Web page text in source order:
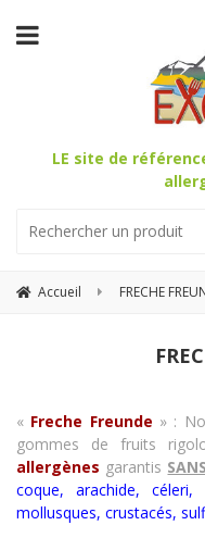
LE site de
Accueil FRECHE
« Freche Freunde » :
gommes de fruits
allergènes garantis SANS
coque, arachide, céleri,
mollusques, crustacés,